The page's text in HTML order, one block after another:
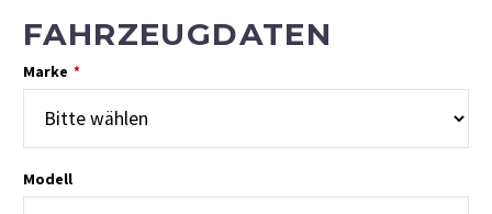
FAHRZEUGDATEN
Marke *
Modell